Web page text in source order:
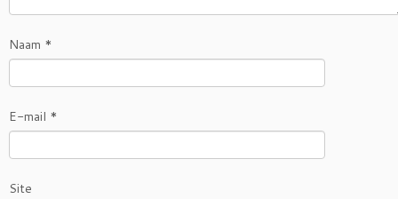
Naam *
E-mail *
Site